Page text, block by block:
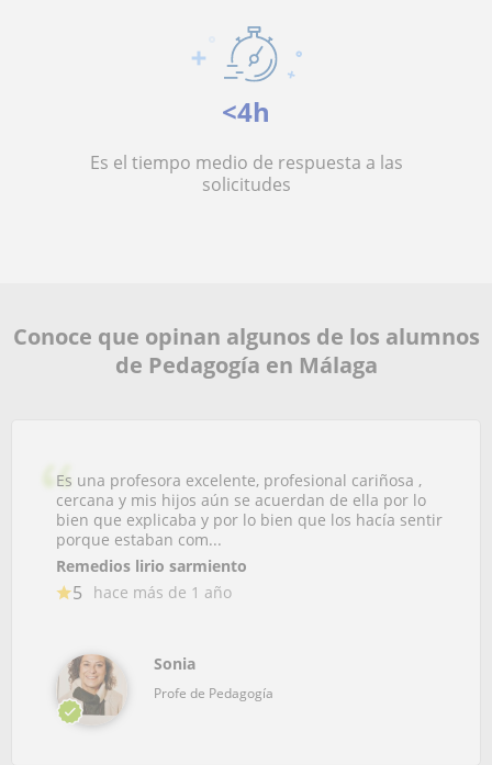
<4h
Es el tiempo medio de respuesta a las
solicitudes
Conoce que opinan algunos de los alumnos
de Pedagogía en Málaga
Es una profesora excelente, profesional cariñosa ,
cercana y mis hijos aún se acuerdan de ella por lo
bien que explicaba y por lo bien que los hacía sentir
porque estaban com...
Remedios lirio sarmiento
5 hace más de 1 año
Sonia
Profe de Pedagogía